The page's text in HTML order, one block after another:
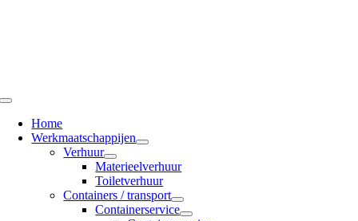
Toggle
NavigationHome
Werkmaatschappijen
Verhuur
Materieelverhuur
Toiletverhuur
Containers / transport
Containerservice